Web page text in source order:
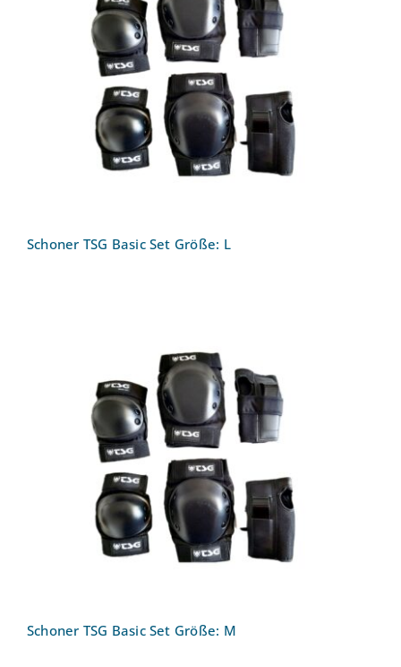
Schoner TSG Basic Set Größe: L
Schoner TSG Basic Set Größe: L
Schoner TSG Basic Set Größe: M
Schoner TSG Basic Set Größe: M